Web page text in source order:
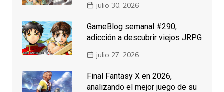
julio 30, 2026
GameBlog semanal #290,
adicción a descubrir viejos JRPG
julio 27, 2026
Final Fantasy X en 2026,
analizando el mejor juego de su